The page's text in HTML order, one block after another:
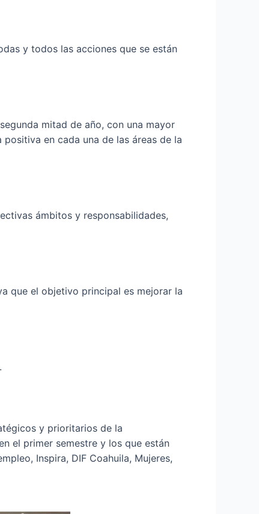
y todos las acciones que se están
mitad de año, con una mayor
en cada una de las áreas de la
ámbitos y responsabilidades,
que el objetivo principal es mejorar la
y prioritarios de la
el primer semestre y los que están
Inspira, DIF Coahuila, Mujeres,